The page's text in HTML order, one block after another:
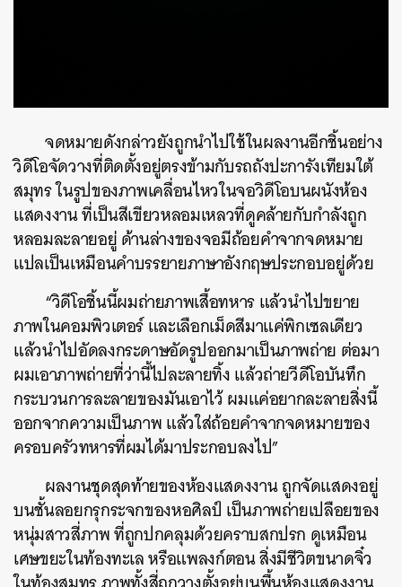
จดหมายดังกล่าวยังถูกนำไปใช้ในผลงานอีกชิ้นอย่าง
วิดีโอจัดวางที่ติดตั้งอยู่ตรงข้ามกับรถถังปะการังเทียมใต้
สมุทร ในรูปของภาพเคลื่อนไหวในจอวิดีโอบนผนังห้อง
แสดงงาน ที่เป็นสีเขียวหลอมเหลวที่ดูคล้ายกับกำลังถูก
หลอมละลายอยู่ ด้านล่างของจอมีถ้อยคำจากจดหมาย
แปลเป็นเหมือนคำบรรยายภาษาอังกฤษประกอบอยู่ด้วย
“วิดีโอชิ้นนี้ผมถ่ายภาพเสื้อทหาร แล้วนำไปขยาย
ภาพในคอมพิวเตอร์ และเลือกเม็ดสีมาแค่พิกเซลเดียว
แล้วนำไปอัดลงกระดาษอัดรูปออกมาเป็นภาพถ่าย ต่อมา
ผมเอาภาพถ่ายที่ว่านี้ไปละลายทิ้ง แล้วถ่ายวีดีโอบันทึก
กระบวนการละลายของมันเอาไว้ ผมแค่อยากละลายสิ่งนี้
ออกจากความเป็นภาพ แล้วใส่ถ้อยคำจากจดหมายของ
ครอบครัวทหารที่ผมได้มาประกอบลงไป”
ผลงานชุดสุดท้ายของห้องแสดงงาน ถูกจัดแสดงอยู่
บนชั้นลอยกรุกระจกของหอศิลป์ เป็นภาพถ่ายเปลือยของ
หนุ่มสาวสี่ภาพ ที่ถูกปกคลุมด้วยคราบสกปรก ดูเหมือน
เศษขยะในท้องทะเล หรือแพลงก์ตอน สิ่งมีชีวิตขนาดจิ๋ว